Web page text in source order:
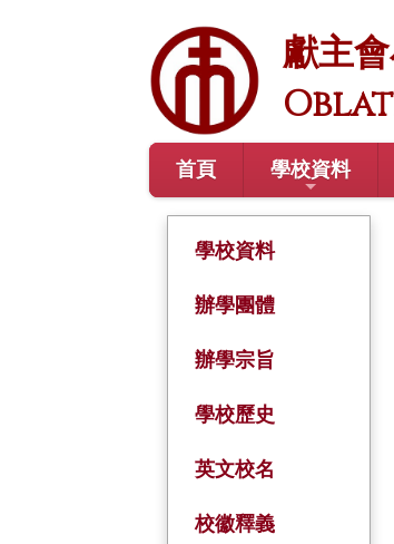
獻主
首頁 學校資料
學校資料
辦學團體
辦學宗旨
學校歷史
英文校名
校徽釋義